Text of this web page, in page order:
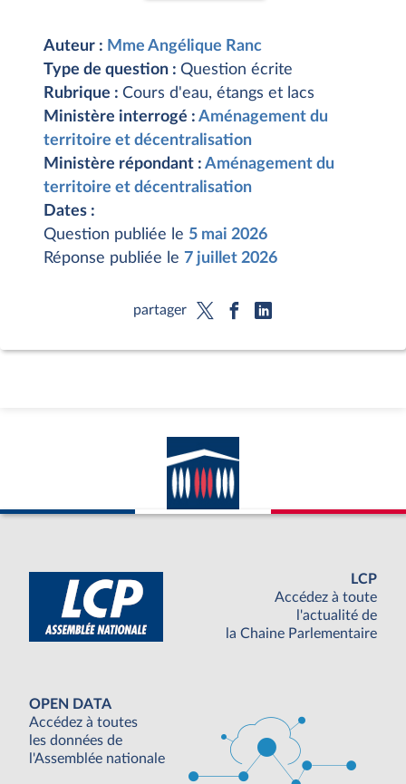
Auteur : Mme Angélique Ranc
Type de question : Question écrite
Rubrique : Cours d'eau, étangs et lacs
Ministère interrogé : Aménagement du
territoire et décentralisation
Ministère répondant : Aménagement du
territoire et décentralisation
Dates :
Question publiée le 5 mai 2026
Réponse publiée le 7 juillet 2026
partager
LCP
Accédez à toute
l'actualité de
la Chaine Parlementaire
OPEN DATA
Accédez à toutes
les données de
l'Assemblée nationale